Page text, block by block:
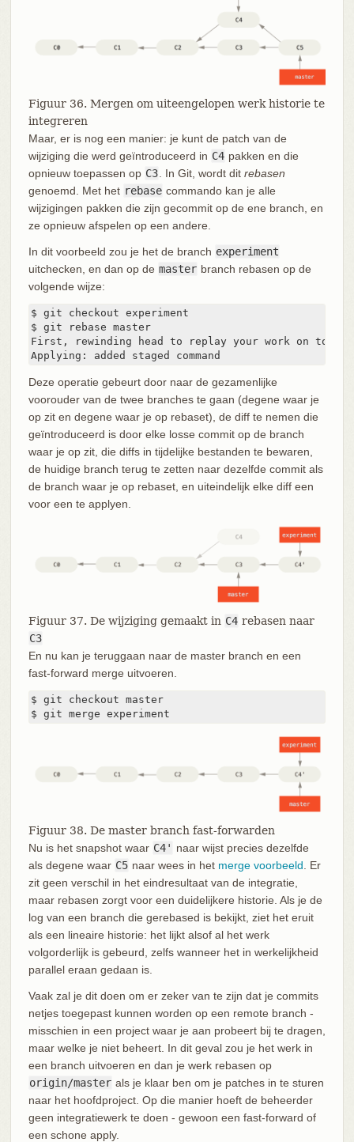
Figuur 36. Mergen om uiteengelopen werk historie te
integreren
Maar, er is nog een manier: je kunt de patch van de
wijziging die werd geïntroduceerd in C4 pakken en die
opnieuw toepassen op C3 . In Git, wordt dit rebasen
genoemd. Met het rebase commando kan je alle
wijzigingen pakken die zijn gecommit op de ene branch, en
ze opnieuw afspelen op een andere.
In dit voorbeeld zou je het de branch experiment
uitchecken, en dan op de master branch rebasen op de
volgende wijze:
$ git checkout experiment
$ git rebase master
First, rewinding head to replay your work on top
Applying: added staged command
Deze operatie gebeurt door naar de gezamenlijke
voorouder van de twee branches te gaan (degene waar je
op zit en degene waar je op rebaset), de diff te nemen die
geïntroduceerd is door elke losse commit op de branch
waar je op zit, die diffs in tijdelijke bestanden te bewaren,
de huidige branch terug te zetten naar dezelfde commit als
de branch waar je op rebaset, en uiteindelijk elke diff een
voor een te applyen.
Figuur 37. De wijziging gemaakt in C4 rebasen naar
C3
En nu kan je teruggaan naar de master branch en een
fast-forward merge uitvoeren.
$ git checkout master
$ git merge experiment
Figuur 38. De master branch fast-forwarden
Nu is het snapshot waar C4' naar wijst precies dezelfde
als degene waar C5 naar wees in het merge voorbeeld . Er
zit geen verschil in het eindresultaat van de integratie,
maar rebasen zorgt voor een duidelijkere historie. Als je de
log van een branch die gerebased is bekijkt, ziet het eruit
als een lineaire historie: het lijkt alsof al het werk
volgorderlijk is gebeurd, zelfs wanneer het in werkelijkheid
parallel eraan gedaan is.
Vaak zal je dit doen om er zeker van te zijn dat je commits
netjes toegepast kunnen worden op een remote branch -
misschien in een project waar je aan probeert bij te dragen,
maar welke je niet beheert. In dit geval zou je het werk in
een branch uitvoeren en dan je werk rebasen op
origin/master als je klaar ben om je patches in te sturen
naar het hoofdproject. Op die manier hoeft de beheerder
geen integratiewerk te doen - gewoon een fast-forward of
een schone apply.